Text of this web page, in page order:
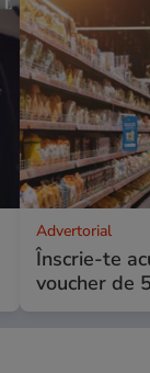
Advertorial
Înscrie-te
voucher de